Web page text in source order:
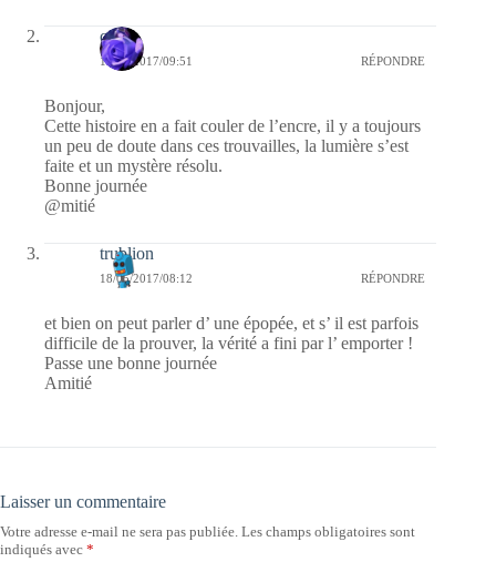
covix
18/05/2017/09:51 RÉPONDRE
Bonjour,
Cette histoire en a fait couler de l’encre, il y a toujours
un peu de doute dans ces trouvailles, la lumière s’est
faite et un mystère résolu.
Bonne journée
@mitié
trublion
18/05/2017/08:12 RÉPONDRE
et bien on peut parler d’ une épopée, et s’ il est parfois
difficile de la prouver, la vérité a fini par l’ emporter !
Passe une bonne journée
Amitié
Laisser un commentaire
Votre adresse e-mail ne sera pas publiée. Les champs obligatoires sont
indiqués avec *